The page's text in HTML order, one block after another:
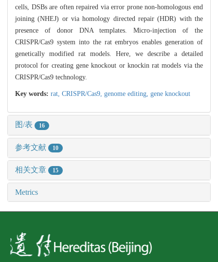
cells, DSBs are often repaired via error prone non-homologous end
joining (NHEJ) or via homology directed repair (HDR) with the
presence of donor DNA templates. Micro-injection of the
CRISPR/Cas9 system into the rat embryos enables generation of
genetically modified rat models. Here, we describe a detailed
protocol for creating gene knockout or knockin rat models via the
CRISPR/Cas9 technology.
Key words: rat, CRISPR/Cas9, genome editing, gene knockout
图/表 16
参考文献 10
相关文章 15
Metrics